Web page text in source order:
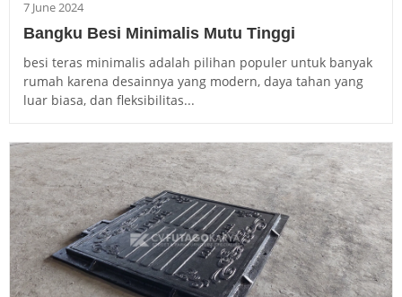
7 June 2024
Bangku Besi Minimalis Mutu Tinggi
besi teras minimalis adalah pilihan populer untuk banyak
rumah karena desainnya yang modern, daya tahan yang
luar biasa, dan fleksibilitas...